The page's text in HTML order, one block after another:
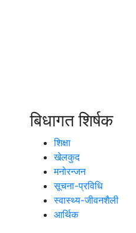
बिधागत शिर्षक
शिक्षा
खेलकुद
मनोरन्जन
सूचना-प्रविधि
स्वास्थ्य-जीवनशैली
आर्थिक